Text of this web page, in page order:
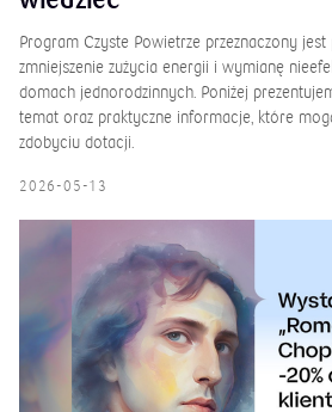
Program Czyste Powietrze przeznaczony
zmniejszenie zużycia energii i wymianę
domach jednorodzinnych. Poniżej
temat oraz praktyczne informacje, które
zdobyciu dotacji.
2026-05-13